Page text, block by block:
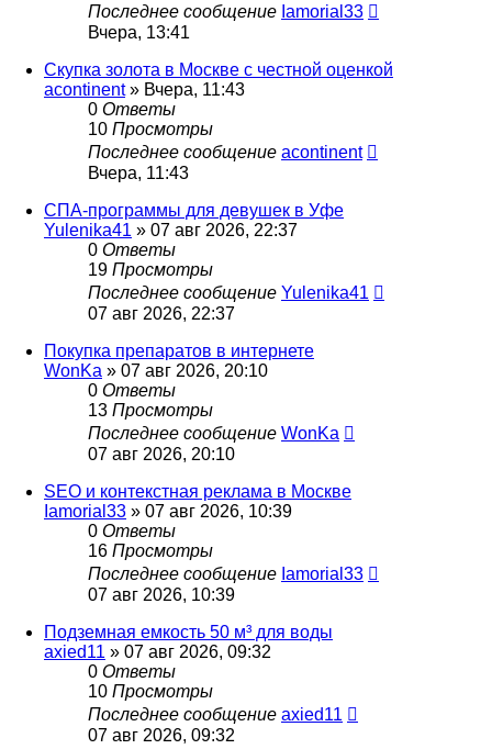
Последнее сообщение Iamorial33
Вчера, 13:41
Скупка золота в Москве с честной оценкой
acontinent» Вчера, 11:43
0 Ответы
10 Просмотры
Последнее сообщение acontinent
Вчера, 11:43
СПА-программы для девушек в Уфе
Yulenika41 » 07 авг 2026, 22:37
0 Ответы
19 Просмотры
Последнее сообщение Yulenika41
07 авг 2026, 22:37
Покупка препаратов в интернете
WonKa » 07 авг 2026, 20:10
0 Ответы
13 Просмотры
Последнее сообщение WonKa
07 авг 2026, 20:10
SEO и контекстная реклама в Москве
Iamorial33 » 07 авг 2026, 10:39
0 Ответы
16 Просмотры
Последнее сообщение Iamorial33
07 авг 2026, 10:39
Подземная емкость 50 м³ для воды
axied11 » 07 авг 2026, 09:32
0 Ответы
10 Просмотры
Последнее сообщение axied11
07 авг 2026, 09:32